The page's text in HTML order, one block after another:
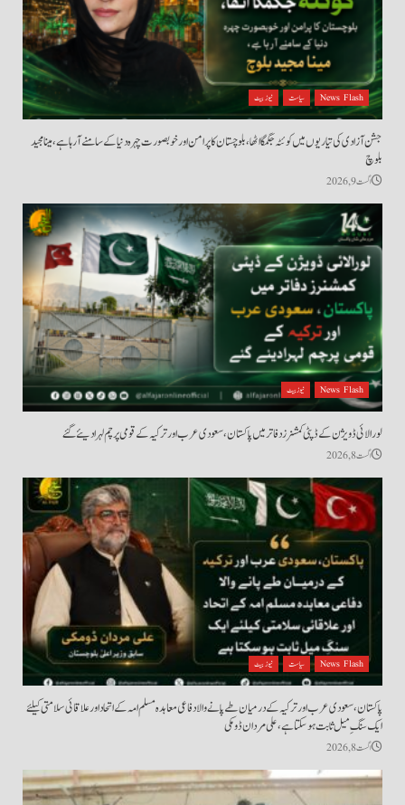
News Flash سیاست نیوز بیٹ
جشن آزادی کی تیاریوں میں کوئٹہ جگمگا اٹھا، بلوچستان کا پرامن اور خوبصورت چہرہ دنیا کے سامنے آ رہا ہے، مینا مجید
بلوچ
اگست 9, 2026
News Flash نیوز بیٹ
لورالائی ڈویژن کے ڈپٹی کمشنرز دفاتر میں پاکستان، سعودی عرب اور ترکیہ کے قومی پرچم لہرا دیئے گئے
اگست 8, 2026
News Flash سیاست نیوز بیٹ
پاکستان، سعودی عرب اور ترکیہ کے درمیان طے پانے والا دفاعی معاہدہ مسلم امہ کے اتحاد اور علاقائی سلامتی کیلئے
ایک سنگِ میل ثابت ہو سکتا ہے، علی مردان ڈومکی
اگست 8, 2026